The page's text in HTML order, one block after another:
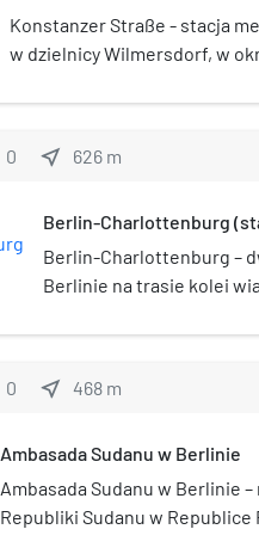
Konstanzer Straße - stacja
w dzielnicy Wilmersdorf, w
1978. Kolory, których użyto
0 near_me 626 m
Berlin-Charlottenburg
Berlin-Charlottenburg –
Berlinie na trasie kolei
obsługuje pociągi
początkową/końcową
Wrocław i Kraków),
Dworzec powstał w
jej zachodnie
0 near_me 468 m
Ambasada Sudanu w Berlinie
Ambasada Sudanu w Berlinie
Republiki Sudanu w Republice